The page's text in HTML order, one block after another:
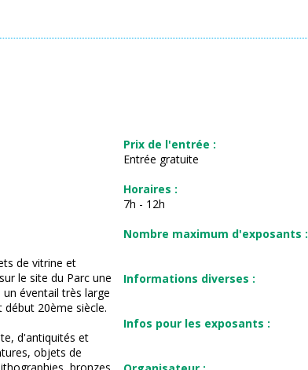
de vitrine et
le site du Parc une
éventail très large
20ème siècle.
d'antiquités et
objets de
bronzes,
Prix de l'entrée :
Entrée gratuite
Horaires :
7h - 12h
Nombre maximum d'exposants :
Informations diverses :
Infos pour les exposants :